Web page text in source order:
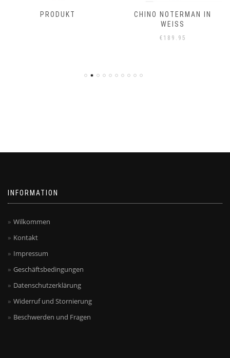
PRODUKT
CHINO NOTERMAN IN
WEISS
€ 189.95
INFORMATION
Wilkommen
Kontakt
Impressum
Geschäftsbedingungen
Datenschutzerklärung
Widerruf und Stornierung
Beschwerden und Fragen